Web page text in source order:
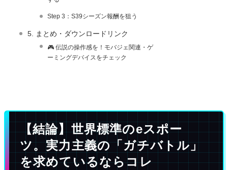
Step 3：S39シーズン報酬を狙う
5. まとめ・ダウンロードリンク
🎮 伝説の操作感を！モバジェ関連・ゲ
ーミングデバイスをチェック
【結論】世界標準のeスポー
ツ。実力主義の「ガチバトル」
を求めているならコレ